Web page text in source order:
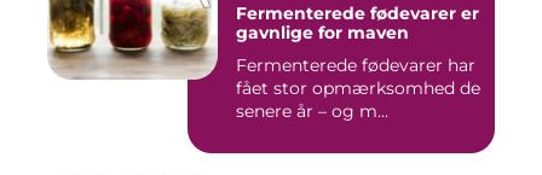
Fermenterede fødevarer er
gavnlige for maven
Fermenterede fødevarer har
fået stor opmærksomhed de
senere år – og m...